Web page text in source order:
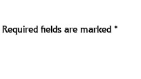
Required fields are marked*